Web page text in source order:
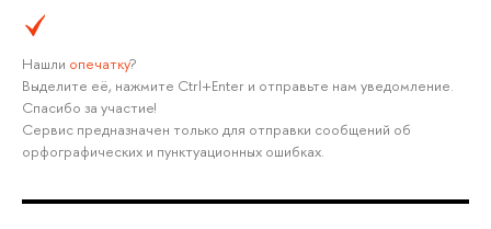
Нашли опечатку?
Выделите её, нажмите Ctrl+Enter и отправьте нам уведомление.
Спасибо за участие!
Сервис предназначен только для отправки сообщений об
орфографических и пунктуационных ошибках.